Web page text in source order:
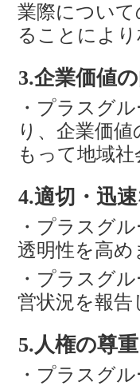
業際につい
ることによ
3.企業価値
・プラスグ
り、企業価
もって地域
4.適切・迅
・プラスグ
透明性を高め
・プラスグ
営状況を報告
5.人権の尊
・プラスグ